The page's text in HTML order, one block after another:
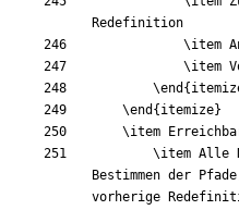
\item
\item
\end {
\end { itemize}
\item
\item Alle
Bestimmen der